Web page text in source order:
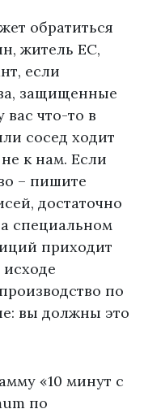
обратиться
житель ЕС,
если
защищенные
что-то в
сосед ходит
к нам. Если
– пишите
достаточно
специальном
приходит
по
вы должны это
«10 минут с
по